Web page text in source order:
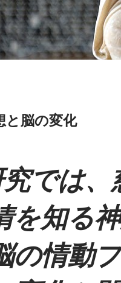
と脳の変化
では、
を知る
の情動